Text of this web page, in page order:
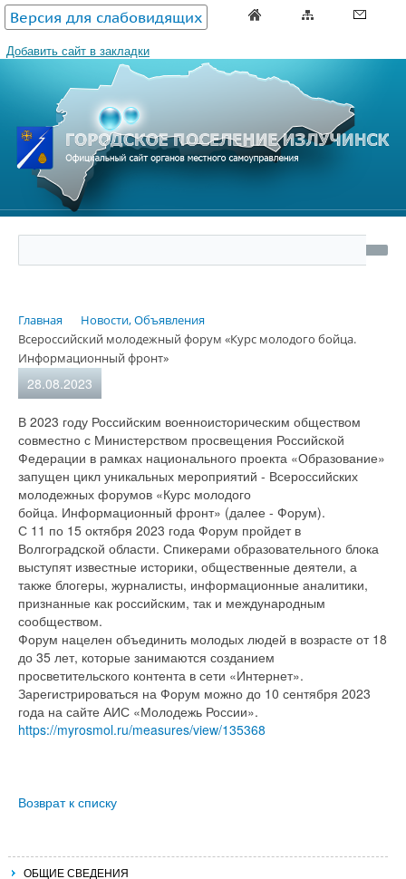
Версия для слабовидящих
Добавить сайт в закладки
Главная
Новости, Объявления
Всероссийский молодежный форум «Курс молодого бойца.
Информационный фронт»
28.08.2023
В 2023 году Российским военно­историческим обществом
совместно с Министерством просвещения Российской
Федерации в рамках национального проекта «Образование»
запущен цикл уникальных мероприятий - Всероссийских
молодежных форумов «Курс молодого
бойца. Информационный фронт» (далее - Форум).
С 11 по 15 октября 2023 года Форум пройдет в
Волгоградской области. Спикерами образовательного блока
выступят известные историки, общественные деятели, а
также блогеры, журналисты, информационные аналитики,
признанные как российским, так и международным
сообществом.
Форум нацелен объединить молодых людей в возрасте от 18
до 35 лет, которые занимаются созданием
просветительского контента в сети «Интернет».
Зарегистрироваться на Форум можно до 10 сентября 2023
года на сайте АИС «Молодежь России».
https://myrosmol.ru/measures/view/135368
Возврат к списку
ОБЩИЕ СВЕДЕНИЯ